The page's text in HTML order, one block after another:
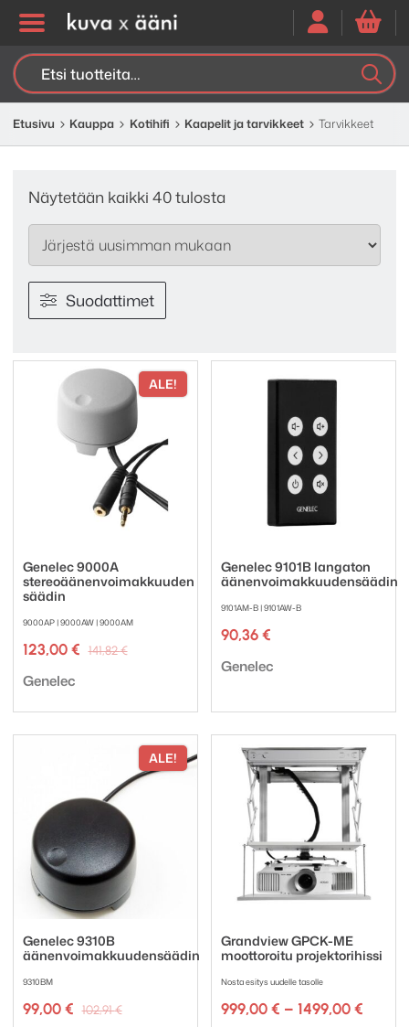
Etsi:
Etusivu Kauppa Kotihifi Kaapelit ja tarvikkeet Tarvikkeet
Näytetään kaikki 40 tulosta
by
latest
Suodattimet
ALE!
Genelec 9000A
stereoäänenvoimakkuuden
säädin
9000AP | 9000AW | 9000AM
141,82€Alkuperäinen
123,00 €
Nykyinen
Tuotemerkki:
Genelec
Genelec 9101B langaton
äänenvoimakkuudensäädin
9101AM-B | 9101AW-B
90,36 €
Tuotemerkki:
Genelec
ALE!
Genelec 9310B
äänenvoimakkuudensäädin
9310BM
102,91€Alkuperäinen
99,00 €
Nykyinen
Grandview GPCK-ME
moottoroitu projektorihissi
Nosta esitys uudelle tasolle
999,00 € – 1499,00 €